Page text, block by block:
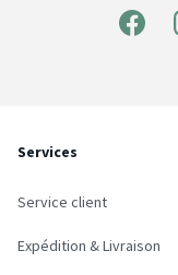
Services
Service client
Expédition & Livraison